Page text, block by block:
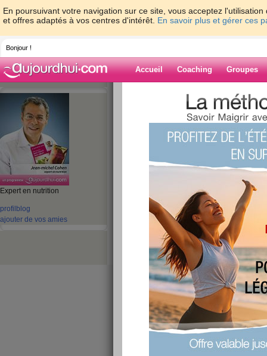
En poursuivant votre navigation sur ce site, vous acceptez
et offres adaptés à vos centres d'intérêt. En savoir plus et gérer ces
Bonjour !
Accueil Coaching Groupes
Expert en nutrition
profil blog
ajouter de vos amies
> jeanmichelcohen
Blog de
1111 - 1120 de 1755
11 - 20 21 - 30 31 - 40 41 - 50
51 -
121 - 130131 - 140 141 - 150 151 - 160
‹ Préc. 111 112 113 114 115 116
Historique du
Maigrir sur les 5
publié le 26/09/2012 à 11:57
Le programme Savoir Maigrirne cesse